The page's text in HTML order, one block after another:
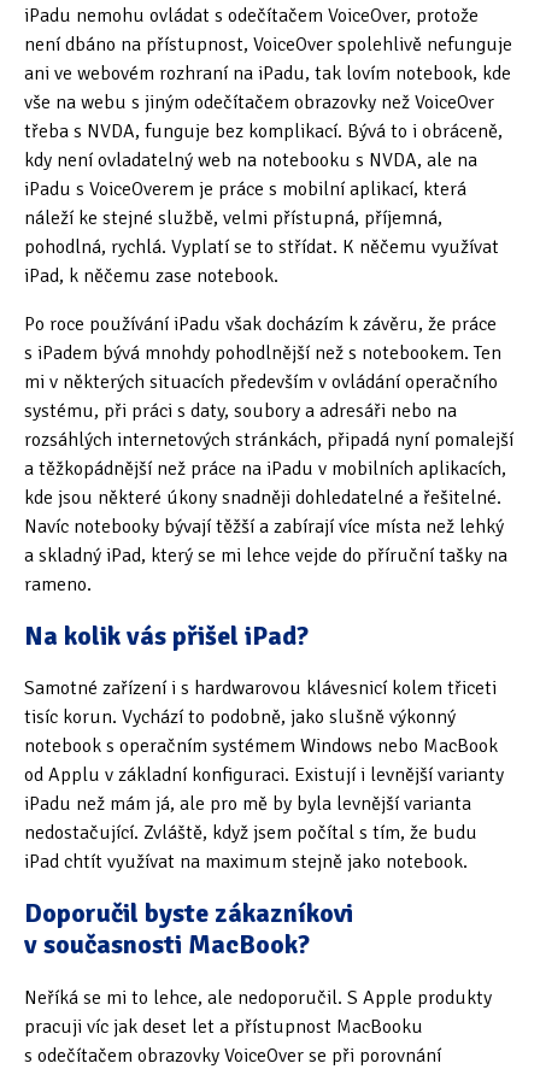
iPadu nemohu ovládat s odečítačem VoiceOver, protože
není dbáno na přístupnost, VoiceOver spolehlivě nefunguje
ani ve webovém rozhraní na iPadu, tak lovím notebook, kde
vše na webu s jiným odečítačem obrazovky než VoiceOver
třeba s NVDA, funguje bez komplikací. Bývá to i obráceně,
kdy není ovladatelný web na notebooku s NVDA, ale na
iPadu s VoiceOverem je práce s mobilní aplikací, která
náleží ke stejné službě, velmi přístupná, příjemná,
pohodlná, rychlá. Vyplatí se to střídat. K něčemu využívat
iPad, k něčemu zase notebook.
Po roce používání iPadu však docházím k závěru, že práce
s iPadem bývá mnohdy pohodlnější než s notebookem. Ten
mi v některých situacích především v ovládání operačního
systému, při práci s daty, soubory a adresáři nebo na
rozsáhlých internetových stránkách, připadá nyní pomalejší
a těžkopádnější než práce na iPadu v mobilních aplikacích,
kde jsou některé úkony snadněji dohledatelné a řešitelné.
Navíc notebooky bývají těžší a zabírají více místa než lehký
a skladný iPad, který se mi lehce vejde do příruční tašky na
rameno.
Na kolik vás přišel iPad?
Samotné zařízení i s hardwarovou klávesnicí kolem třiceti
tisíc korun. Vychází to podobně, jako slušně výkonný
notebook s operačním systémem Windows nebo MacBook
od Applu v základní konfiguraci. Existují i levnější varianty
iPadu než mám já, ale pro mě by byla levnější varianta
nedostačující. Zvláště, když jsem počítal s tím, že budu
iPad chtít využívat na maximum stejně jako notebook.
Doporučil byste zákazníkovi
v současnosti MacBook?
Neříká se mi to lehce, ale nedoporučil. S Apple produkty
pracuji víc jak deset let a přístupnost MacBooku
s odečítačem obrazovky VoiceOver se při porovnání